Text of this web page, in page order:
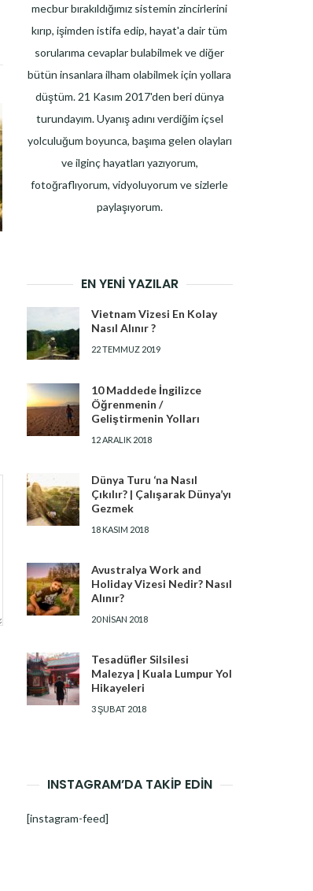
mecbur bırakıldığımız sistemin zincirlerini
kırıp, işimden istifa edip, hayat'a dair tüm
sorularıma cevaplar bulabilmek ve diğer
bütün insanlara ilham olabilmek için yollara
düştüm. 21 Kasım 2017'den beri dünya
turundayım. Uyanış adını verdiğim içsel
yolculuğum boyunca, başıma gelen olayları
ve ilginç hayatları yazıyorum,
fotoğraflıyorum, vidyoluyorum ve sizlerle
paylaşıyorum.
EN YENI YAZILAR
Vietnam Vizesi En Kolay
Nasıl Alınır ?
22 TEMMUZ 2019
10 Maddede İngilizce
Öğrenmenin /
Geliştirmenin Yolları
12 ARALIK 2018
Dünya Turu ‘na Nasıl
Çıkılır? | Çalışarak Dünya’yı
Gezmek
18 KASIM 2018
Avustralya Work and
Holiday Vizesi Nedir? Nasıl
Alınır?
20 NISAN 2018
Tesadüfler Silsilesi
Malezya | Kuala Lumpur Yol
Hikayeleri
3 ŞUBAT 2018
INSTAGRAM’DA TAKİP EDİN
[instagram-feed]